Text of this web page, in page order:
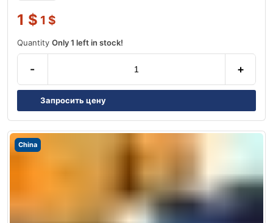
1 $ 1 $
Quantity Only 1 left in stock!
- +
Запросить цену
China